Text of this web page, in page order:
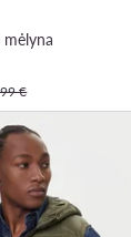
mėlyna
€